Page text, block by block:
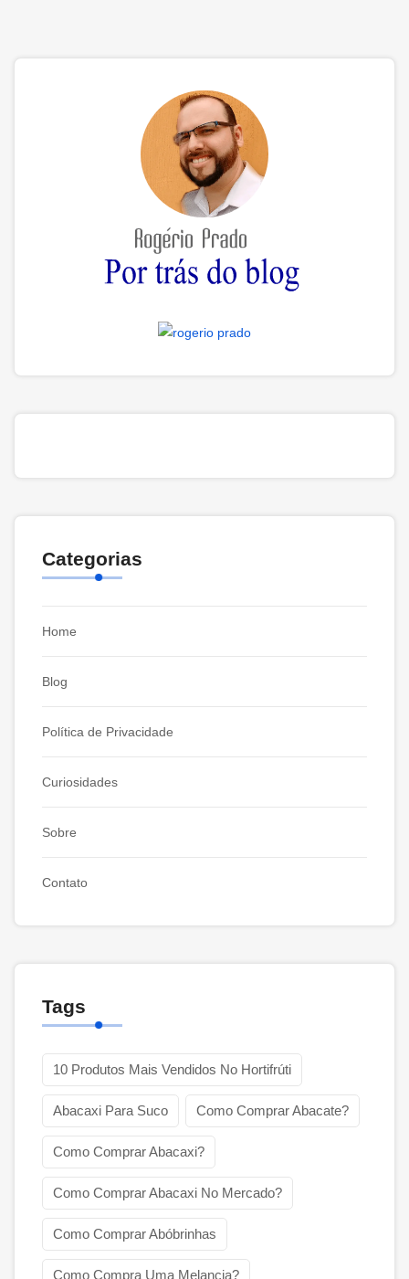
Categorias
Home
Blog
Política de Privacidade
Curiosidades
Sobre
Contato
Tags
10 Produtos Mais Vendidos No Hortifrúti
Abacaxi Para Suco Como Comprar Abacate?
Como Comprar Abacaxi?
Como Comprar Abacaxi No Mercado?
Como Comprar Abóbrinhas
Como Compra Uma Melancia?